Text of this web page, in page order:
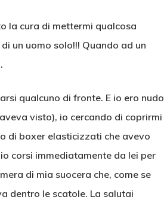
la cura di mettermi qualcosa
un uomo solo!!! Quando ad un
qualcuno di fronte. E io ero nudo
visto), io cercando di coprirmi
di boxer elasticizzati che avevo
corsi immediatamente da lei per
di mia suocera che, come se
dentro le scatole. La salutai